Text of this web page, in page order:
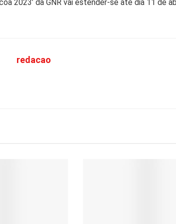
2023’ da GNR vai estender-se até dia 11 de
redacao